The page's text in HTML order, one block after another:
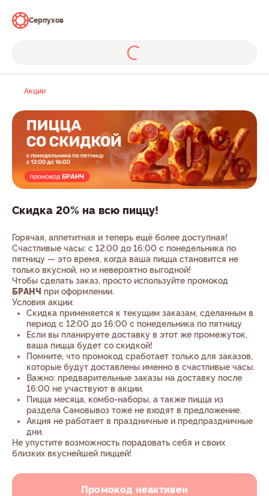
Серпухов
Акции
Скидка 20% на всю пиццу!
Горячая, аппетитная и теперь ещё более доступная!
Счастливые часы: с 12:00 до 16:00 с понедельника по
пятницу — это время, когда ваша пицца становится не
только вкусной, но и невероятно выгодной!
Чтобы сделать заказ, просто используйте промокод
БРАНЧ при оформлении.
Условия акции:
Скидка применяется к текущим заказам, сделанным в
период с 12:00 до 16:00 с понедельника по пятницу
Если вы планируете доставку в этот же промежуток,
ваша пицца будет со скидкой!
Помните, что промокод сработает только для заказов,
которые будут доставлены именно в счастливые часы.
Важно: предварительные заказы на доставку после
16:00 не участвуют в акции.
Пицца месяца, комбо-наборы, а также пицца из
раздела Самовывоз тоже не входят в предложение.
Акция не работает в праздничные и предпраздничные
дни.
Не упустите возможность порадовать себя и своих
близких вкуснейшей пиццей!
Промокод неактивен